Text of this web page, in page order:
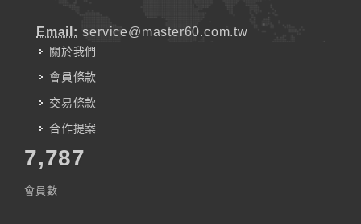
Email: service@master60.com.tw
關於我們
會員條款
交易條款
合作提案
7,787
會員數